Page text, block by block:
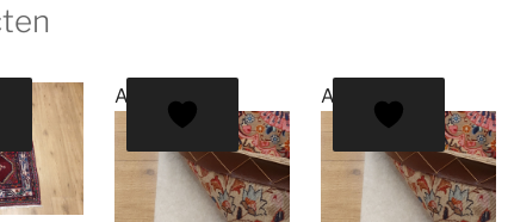
Aanbieding! Aanbieding!